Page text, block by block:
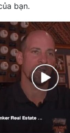
bạn.